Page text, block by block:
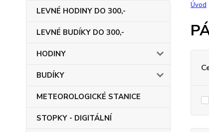
LEVNÉ HODINY DO 300,-
LEVNÉ BUDÍKY DO 300,-
HODINY
BUDÍKY
METEOROLOGICKÉ STANICE
STOPKY - DIGITÁLNÍ
Úvod